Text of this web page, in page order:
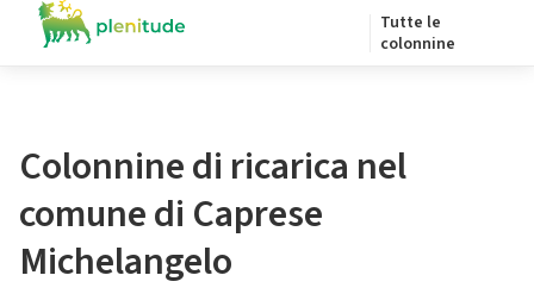
Tutte le
colonnine
Colonnine di ricarica nel
comune di Caprese
Michelangelo